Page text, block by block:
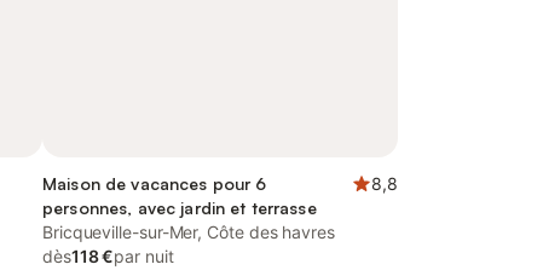
Maison de vacances pour 6
personnes, avec jardin et terrasse
8,8
Bricqueville-sur-Mer, Côte des havres
dès118 €par nuit